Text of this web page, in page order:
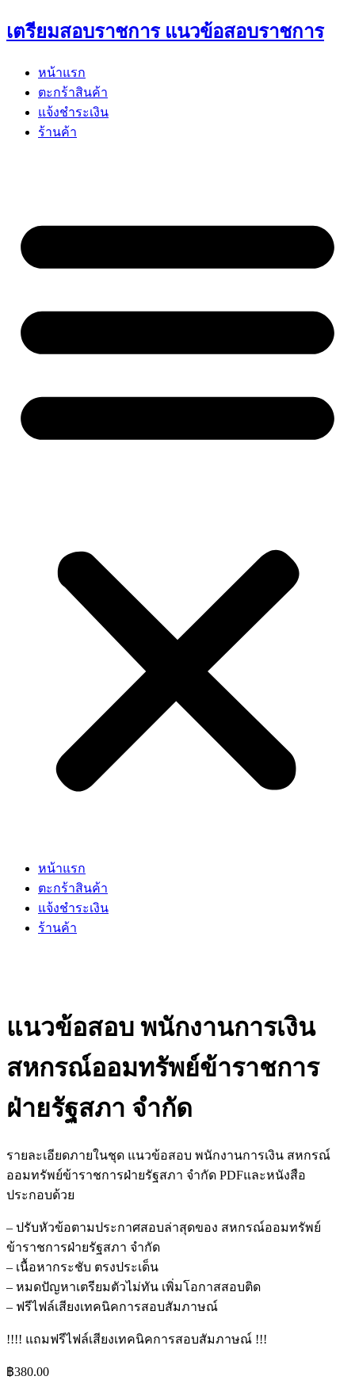
Skip
to
เตรียมสอบราชการ แนวข้อสอบราชการ
หน้าแรก
ตะกร้าสินค้า
แจ้งชำระเงิน
ร้านค้า
หน้าแรก
ตะกร้าสินค้า
แจ้งชำระเงิน
ร้านค้า
แนวข้อสอบ พนักงานการเงิน
สหกรณ์ออมทรัพย์ข้าราชการ
ฝ่ายรัฐสภา จำกัด
รายละเอียดภายในชุด แนวข้อสอบ พนักงานการเงิน สหกรณ์
ออมทรัพย์ข้าราชการฝ่ายรัฐสภา จำกัด PDFและหนังสือ
ประกอบด้วย
– ปรับหัวข้อตามประกาศสอบล่าสุดของ สหกรณ์ออมทรัพย์
ข้าราชการฝ่ายรัฐสภา จำกัด
– เนื้อหากระชับ ตรงประเด็น
– หมดปัญหาเตรียมตัวไม่ทัน เพิ่มโอกาสสอบติด
– ฟรีไฟล์เสียงเทคนิคการสอบสัมภาษณ์
!!!! แถมฟรีไฟล์เสียงเทคนิคการสอบสัมภาษณ์ !!!
฿380.00